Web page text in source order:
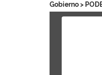
Gobierno >